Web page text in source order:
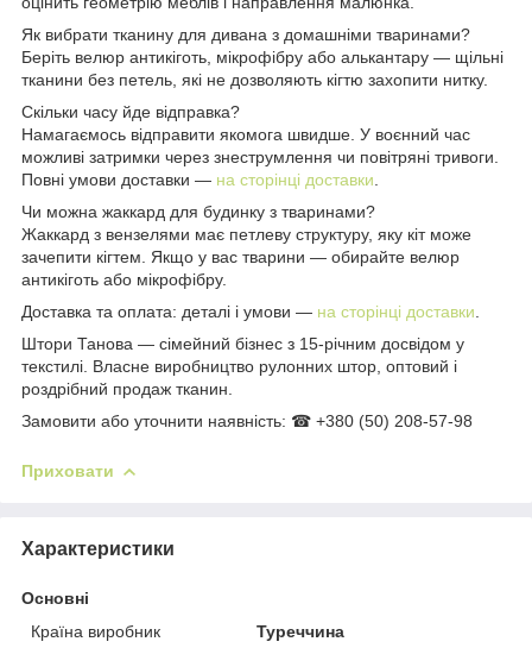
Як вибрати тканину для дивана з домашніми тваринами?
Беріть велюр антикіготь, мікрофібру або алькантару — щільні
тканини без петель, які не дозволяють кігтю захопити нитку.
Скільки часу йде відправка?
Намагаємось відправити якомога швидше. У воєнний час
можливі затримки через знеструмлення чи повітряні тривоги.
Повні умови доставки — на сторінці доставки
Чи можна жаккард для будинку з тваринами?
Жаккард з вензелями має петлеву структуру, яку кіт може
зачепити кігтем. Якщо у вас тварини — обирайте велюр
антикіготь або мікрофібру.
Доставка та оплата: деталі і умови — на сторінці доставки
Штори Танова — сімейний бізнес з 15-річним досвідом у
текстилі. Власне виробництво рулонних штор, оптовий і
роздрібний продаж тканин.
Замовити або уточнити наявність: ☎ +380 (50) 208-57-98
Приховати
Характеристики
Основні
Країна виробник
Туреччина